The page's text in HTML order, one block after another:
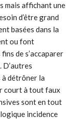
mais affichant une
d’être grand
basées dans la
ou font
de s’accaparer
à détrôner la
court à tout faux
sont en tout
incidence